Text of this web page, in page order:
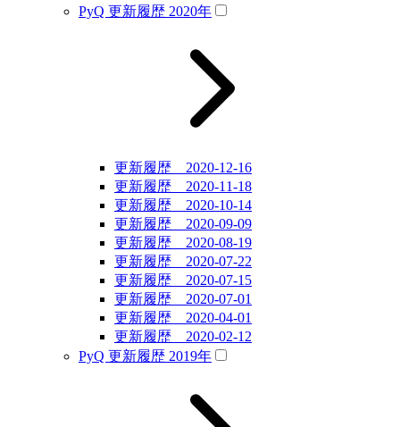
PyQ 更新履歴 2020年
更新履歴 2020-12-16
更新履歴 2020-11-18
更新履歴 2020-10-14
更新履歴 2020-09-09
更新履歴 2020-08-19
更新履歴 2020-07-22
更新履歴 2020-07-15
更新履歴 2020-07-01
更新履歴 2020-04-01
更新履歴 2020-02-12
PyQ 更新履歴 2019年